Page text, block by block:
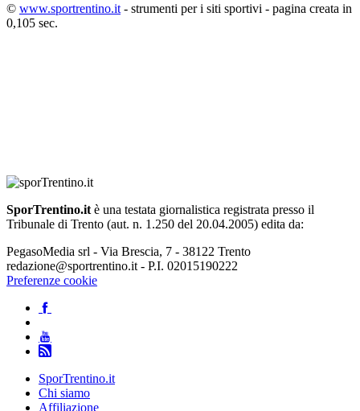
© www.sportrentino.it- strumenti per i siti sportivi - pagina creata in
0,105 sec.
SporTrentino.itè una testata giornalistica registrata presso il
Tribunale di Trento (aut. n. 1.250 del 20.04.2005) edita da:
PegasoMedia srl - Via Brescia, 7 - 38122 Trento
redazione@sportrentino.it - P.I. 02015190222
Preferenze cookie
SporTrentino.it
Chi siamo
Affiliazione